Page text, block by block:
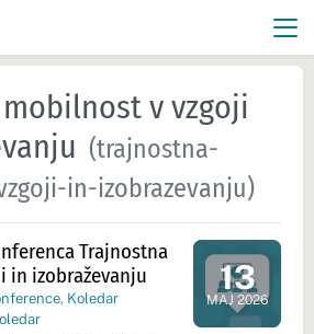
v vzgoji
(trajnostna-
in-izobrazevanju)
Trajnostna
in izobraževanju
, Koledar
13
MAJ 2026
Dan